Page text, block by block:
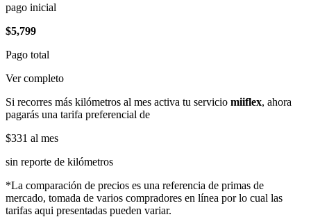
pago inicial
$5,799
Pago total
Ver completo
Si recorres más kilómetros al mes activa tu servicio miiflex, ahora
pagarás una tarifa preferencial de
$331 al mes
sin reporte de kilómetros
*La comparación de precios es una referencia de primas de
mercado, tomada de varios compradores en línea por lo cual las
tarifas aqui presentadas pueden variar.